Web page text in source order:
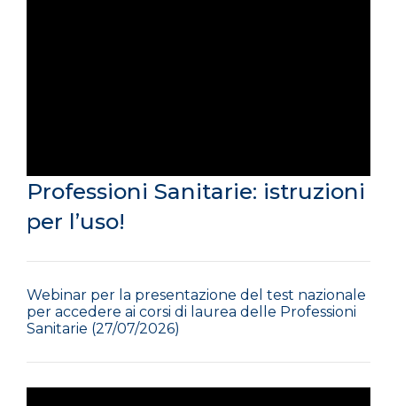
Professioni Sanitarie: istruzioni
per l’uso!
Webinar per la presentazione del test nazionale
per accedere ai corsi di laurea delle Professioni
Sanitarie (27/07/2026)